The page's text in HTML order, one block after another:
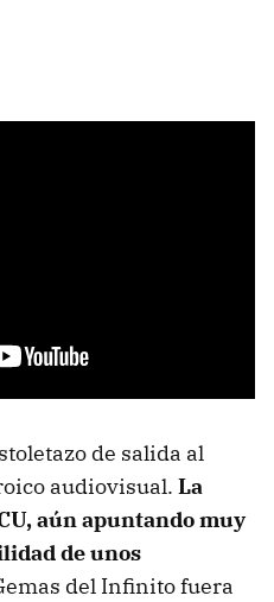
de salida al
audiovisual. La
aún apuntando muy
de unos
del Infinito fuera